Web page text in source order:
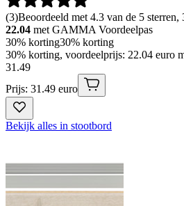
(3)Beoordeeld met 4.3 van de 5 sterren,
22.04 met GAMMA Voordeelpas
30% korting30% korting
30% korting, voordeelprijs: 22.04 euro
31 .49
Prijs: 31.49 euro
Bekijk alles in stootbord